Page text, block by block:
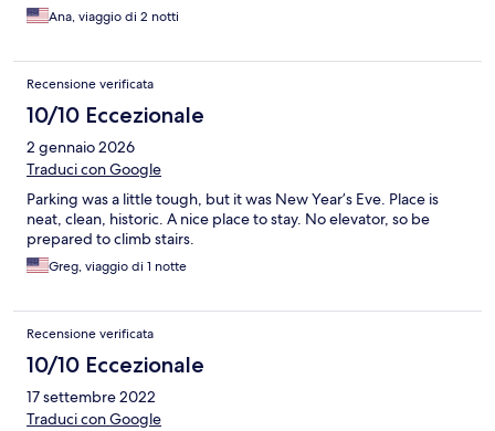
Ana, viaggio di 2 notti
Recensione verificata
10/10 Eccezionale
2 gennaio 2026
Traduci con Google
Parking was a little tough, but it was New Year’s Eve. Place is
neat, clean, historic. A nice place to stay. No elevator, so be
prepared to climb stairs.
Greg, viaggio di 1 notte
Recensione verificata
10/10 Eccezionale
17 settembre 2022
Traduci con Google